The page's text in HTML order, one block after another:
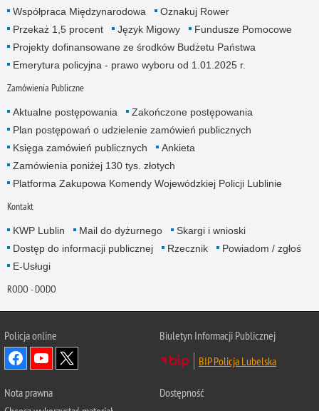
Współpraca Międzynarodowa
Oznakuj Rower
Przekaż 1,5 procent
Język Migowy
Fundusze Pomocowe
Projekty dofinansowane ze środków Budżetu Państwa
Emerytura policyjna - prawo wyboru od 1.01.2025 r.
Zamówienia Publiczne
Aktualne postępowania
Zakończone postępowania
Plan postępowań o udzielenie zamówień publicznych
Księga zamówień publicznych
Ankieta
Zamówienia poniżej 130 tys. złotych
Platforma Zakupowa Komendy Wojewódzkiej Policji Lublinie
Kontakt
KWP Lublin Mail do dyżurnego
Skargi i wnioski
Dostęp do informacji publicznej
Rzecznik
Powiadom / zgłoś
E-Usługi
RODO - DODO
Policja online
Biuletyn Informacji Publicznej
BIP Policja Lubelska
Nota prawna
Dostępność